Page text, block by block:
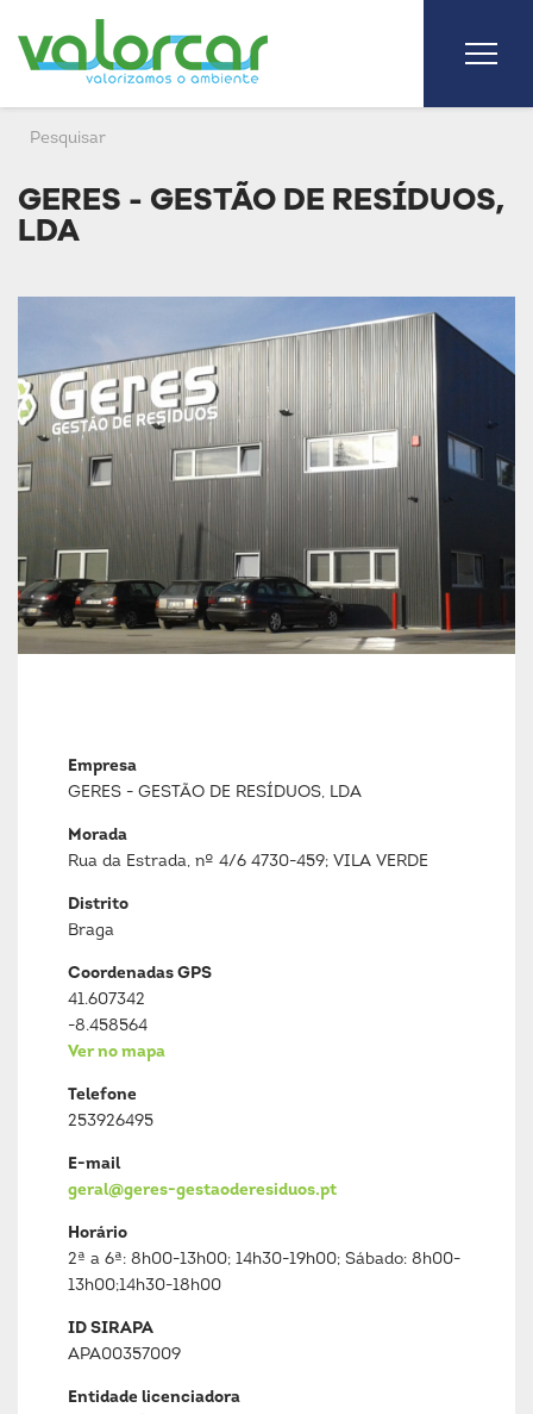
GERES - GESTÃO DE RESÍDUOS,
LDA
Empresa
GERES - GESTÃO DE RESÍDUOS, LDA
Morada
Rua da Estrada, nº 4/6 4730-459; VILA VERDE
Distrito
Braga
Coordenadas GPS
41.607342
-8.458564
Ver no mapa
Telefone
253926495
E-mail
geral@geres-gestaoderesiduos.pt
Horário
2ª a 6ª: 8h00-13h00; 14h30-19h00; Sábado: 8h00-
13h00;14h30-18h00
ID SIRAPA
APA00357009
Entidade licenciadora